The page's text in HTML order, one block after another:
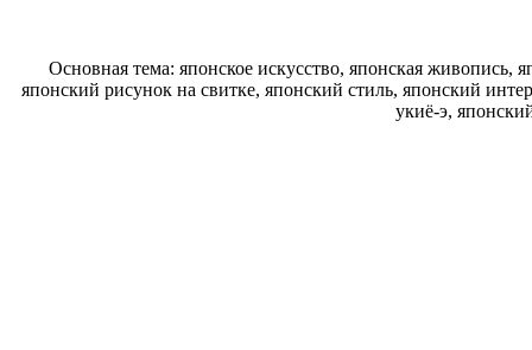
Основная тема: японское искусство, японская живопись,
японский рисунок на свитке, японский стиль, японский
укиё-э,